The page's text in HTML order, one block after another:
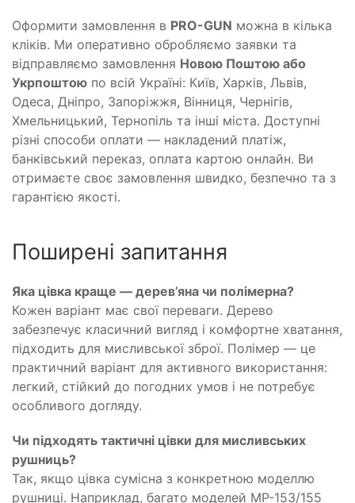
Оформити замовлення в PRO-GUN можна в кілька
кліків. Ми оперативно обробляємо заявки та
відправляємо замовлення Новою Поштою або
Укрпоштою по всій Україні: Київ, Харків, Львів,
Одеса, Дніпро, Запоріжжя, Вінниця, Чернігів,
Хмельницький, Тернопіль та інші міста. Доступні
різні способи оплати — накладений платіж,
банківський переказ, оплата картою онлайн. Ви
отримаєте своє замовлення швидко, безпечно та з
гарантією якості.
Поширені запитання
Яка цівка краще — дерев’яна чи полімерна?
Кожен варіант має свої переваги. Дерево
забезпечує класичний вигляд і комфортне хватання,
підходить для мисливської зброї. Полімер — це
практичний варіант для активного використання:
легкий, стійкий до погодних умов і не потребує
особливого догляду.
Чи підходять тактичні цівки для мисливських
рушниць?
Так, якщо цівка сумісна з конкретною моделлю
рушниці. Наприклад, багато моделей МР-153/155